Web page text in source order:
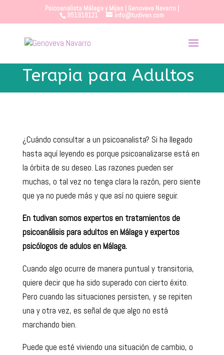
Psicoanalista Málaga y Mijas | Genoveva Navarro |
951918121
info@tudivan.com
Terapia para Adultos
¿Cuándo consultar a un psicoanalista? Si ha llegado
hasta aquí leyendo es porque psicoanalizarse está en
la órbita de su deseo. Las razones pueden ser
muchas, o tal vez no tenga clara la razón, pero siente
que ya no puede más y que así no quiere seguir.
En tudivan somos expertos en tratamientos de
psicoanálisis para adultos en Málaga y expertos
psicólogos de adulos en Málaga.
Cuando algo ocurre de manera puntual y transitoria,
quiere decir que ha sido superado con cierto éxito.
Pero cuando las situaciones persisten, y se repiten
una y otra vez, es señal de que algo no está
marchando bien.
Puede que esté viviendo una situación de cambio, o